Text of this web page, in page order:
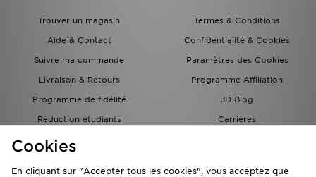
Trouver un magasin
Termes & Conditions
Aide & Contact
Confidentialité & Cookies
Suivre ma commande
Paramètres des Cookies
Livraison & Retours
Programme Affiliation
Programme de fidélité
JD Blog
Réduction étudiants
Carrières
Carte Cadeau
Cookies
En cliquant sur "Accepter tous les cookies", vous acceptez que